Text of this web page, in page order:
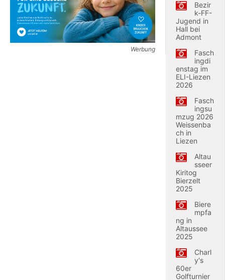
Werbung
Bezir
k-FF-
Jugend in
Hall bei
Admont
Fasch
ingdi
enstag im
ELI-Liezen
2026
Fasch
ingsu
mzug 2026
Weissenba
ch in
Liezen
Altau
sseer
Kiritog
Bierzelt
2025
Biere
mpfa
ng in
Altaussee
2025
Charl
y's
60er
Golfturnier